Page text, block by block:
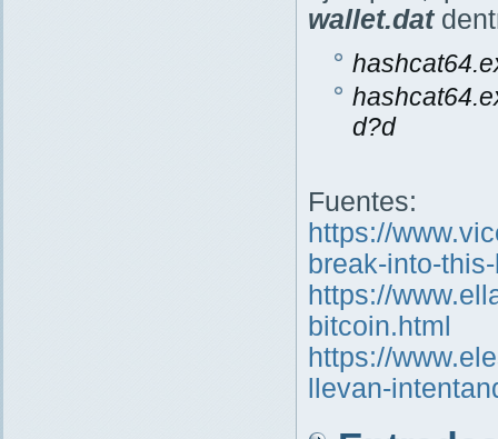
wallet.dat
d?d
Fuentes:
https://
break-into-
https://
bitcoin.html
https://
llevan-